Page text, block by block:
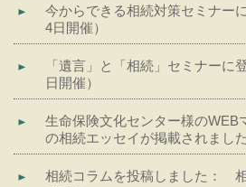
今からできる相続対策セミナー
4日開催）
「遺言」と「相続」セミナーに
日開催）
生命保険文化センター様のWEB
の相続エッセイが掲載されまし
相続コラムを投稿しました：